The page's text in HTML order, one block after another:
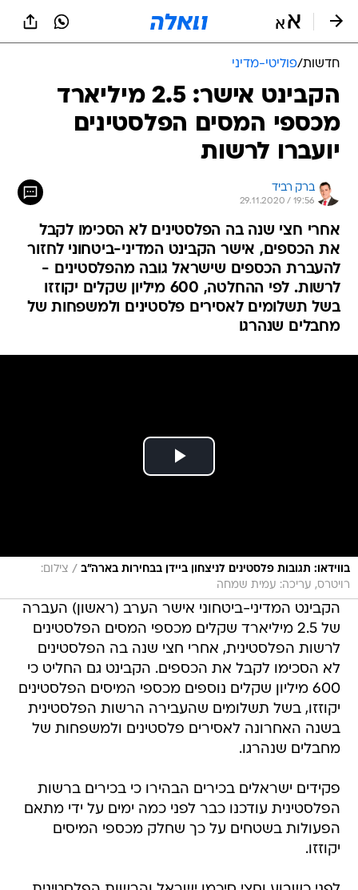
חדשות/פוליטי-מדיני
הקבינט אישר: 2.5 מיליארד
מכספי המסים הפלסטינים
יועברו לרשות
ברק רביד
29.11.2020 / 19:56
אחרי חצי שנה בה הפלסטינים לא הסכימו לקבל
את הכספים, אישר הקבינט המדיני-ביטחוני לחזור
להעברת הכספים שישראל גובה מהפלסטינים -
לרשות. לפי ההחלטה, 600 מיליון שקלים יקוזזו
בשל תשלומים לאסירים פלסטינים ולמשפחות של
מחבלים שנהרגו
בווידאו: תגובות פלסטינים לניצחון ביידן בבחירות בארה"ב / צילום:
רויטרס, עריכה: עמית שמחה
הקבינט המדיני-ביטחוני אישר הערב (ראשון) העברה
של 2.5 מיליארד שקלים מכספי המסים הפלסטינים
לרשות הפלסטינית, אחרי חצי שנה בה הפלסטינים
לא הסכימו לקבל את הכספים. הקבינט גם החליט כי
600 מיליון שקלים נוספים מכספי המיסים הפלסטינים
יקוזזו, בשל תשלומים שהעבירה הרשות הפלסטינית
בשנה האחרונה לאסירים פלסטינים ולמשפחות של
מחבלים שנהרגו.
פקידים ישראלים בכירים הבהירו כי בכירים ברשות
הפלסטינית עודכנו כבר לפני כמה ימים על ידי מתאם
הפעולות בשטחים על כך שחלק מכספי המיסים
יקוזזו.